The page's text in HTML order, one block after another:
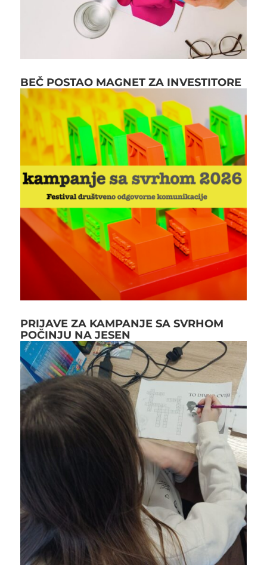
BEČ POSTAO MAGNET ZA INVESTITORE
PRIJAVE ZA KAMPANJE SA SVRHOM
POČINJU NA JESEN